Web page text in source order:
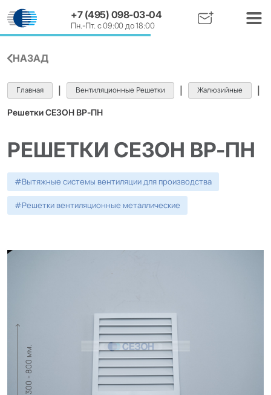
+7 (495) 098-03-04
Пн.-Пт. с 09:00 до 18:00
НАЗАД
Главная Вентиляционные Решетки Жалюзийные
Решетки СЕЗОН ВР-ПН
РЕШЕТКИ СЕЗОН ВР-ПН
#Вытяжные системы вентиляции для производства
#Решетки вентиляционные металлические
300 - 800 мм.